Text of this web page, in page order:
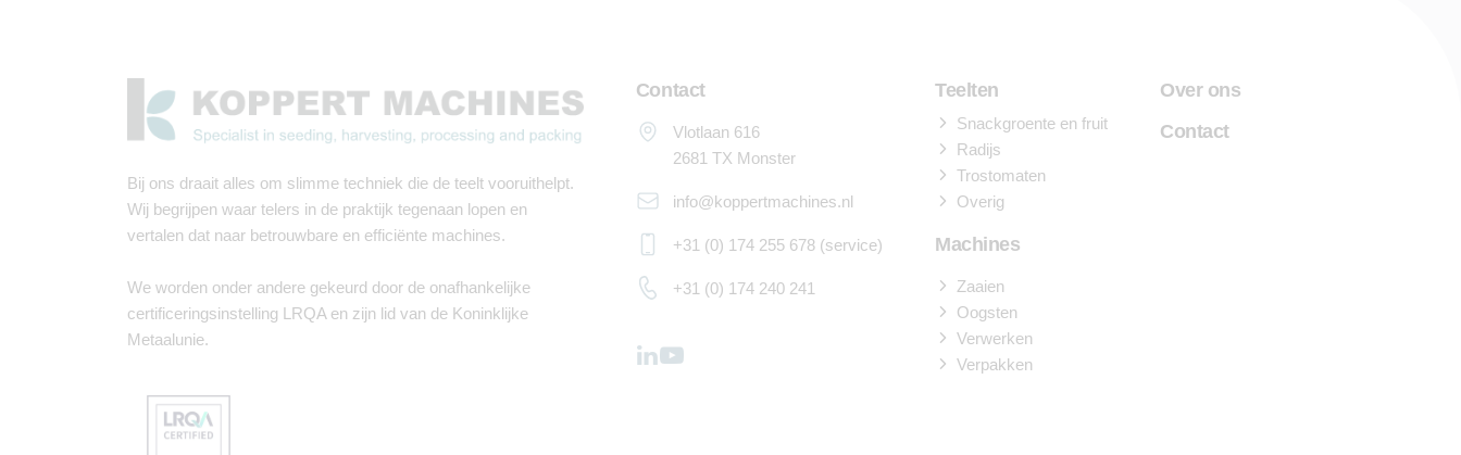
Bij ons draait alles om slimme techniek die de teelt vooruithelpt.
Wij begrijpen waar telers in de praktijk tegenaan lopen en
vertalen dat naar betrouwbare en efficiënte machines.
We worden onder andere gekeurd door de onafhankelijke
certificeringsinstelling LRQA en zijn lid van de Koninklijke
Metaalunie.
Contact
Vlotlaan 616
2681 TX Monster
info@koppertmachines.nl
+31 (0) 174 255 678 (service)
+31 (0) 174 240 241
Teelten
Snackgroente en fruit
Radijs
Trostomaten
Overig
Machines
Zaaien
Oogsten
Verwerken
Verpakken
Over ons
Contact